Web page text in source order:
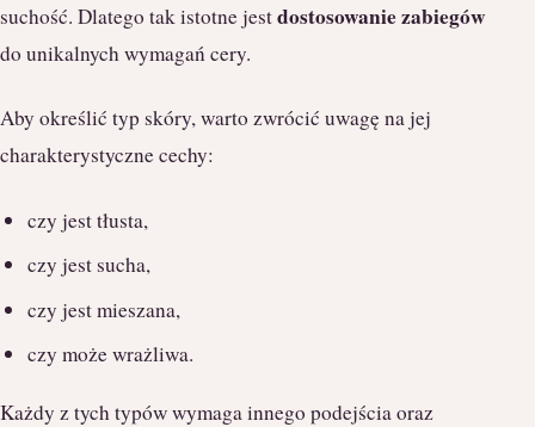
suchość. Dlatego tak istotne jestdostosowanie zabiegów
do unikalnych wymagań cery.
Aby określić typ skóry, warto zwrócić uwagę na jej
charakterystyczne cechy:
czy jest tłusta,
czy jest sucha,
czy jest mieszana,
czy może wrażliwa.
Każdy z tych typów wymaga innego podejścia oraz